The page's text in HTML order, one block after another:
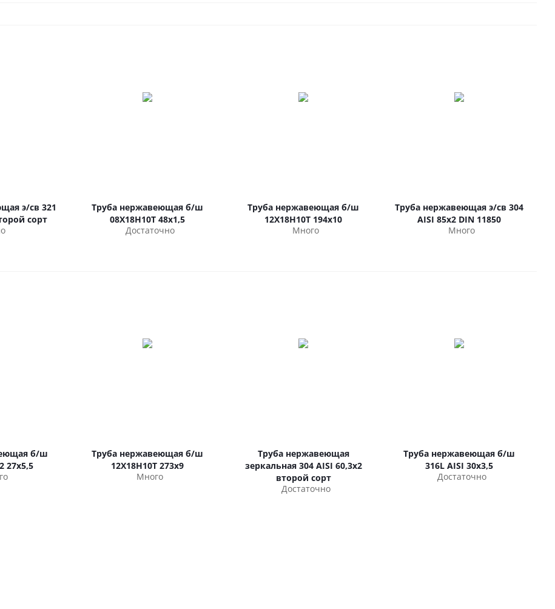
э/св 321
сорт
Труба нержавеющая б/ш
08Х18Н10Т 48х1,5
Достаточно
Труба нержавеющая б/ш
12Х18Н10Т 194х10
Много
Труба нержавеющая э/св 304
AISI 85х2 DIN 11850
Много
б/ш
27х5,5
Труба нержавеющая б/ш
12Х18Н10Т 273х9
Много
Труба нержавеющая
зеркальная 304 AISI 60,3х2
второй сорт
Достаточно
Труба нержавеющая б/ш
316L AISI 30х3,5
Достаточно